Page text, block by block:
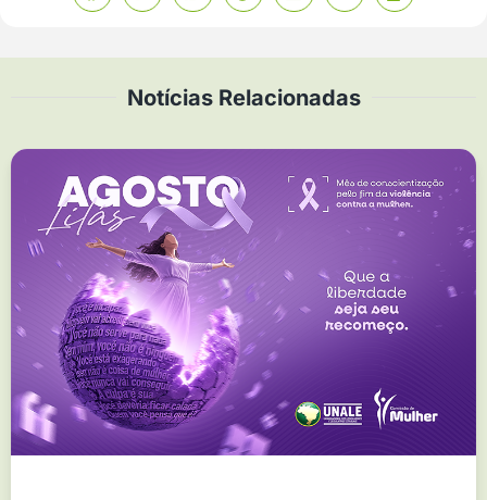
Notícias Relacionadas